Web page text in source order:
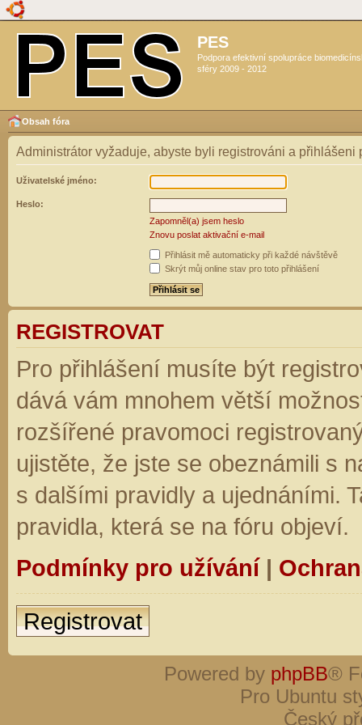
PES
Podpora efektivní spolupráce
sféry 2009 - 2012
Obsah fóra
Administrátor vyžaduje, abyste byli registrováni a přihlášeni
Uživatelské jméno:
Heslo:
Zapomněl(a) jsem heslo
Znovu poslat aktivační e-mail
Přihlásit mě automaticky při každé návštěvě
Skrýt můj online stav pro toto přihlášení
REGISTROVAT
Pro přihlášení musíte být
dává vám mnohem větší
rozšířené pravomoci
ujistěte, že jste se obeznámili s
s dalšími pravidly a ujednáními.
pravidla, která se na fóru objeví.
Podmínky pro užívání|
Registrovat
Powered by phpBB®
Pro Ubuntu
Český